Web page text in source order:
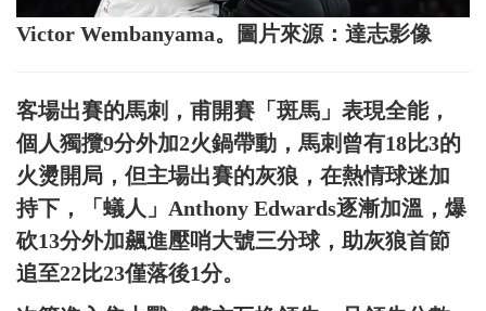
Victor Wembanyama。圖片來源：達志影像
客場出賽的馬刺，甫開賽「斑馬」表現全能，
個人獨攬9分外加2火鍋帶動，馬刺曾有18比3的
火燙開局，但主場出賽的灰狼，在熱情球迷加
持下，「蟻人」Anthony Edwards逐漸加溫，爆
砍13分外加飆進壓哨大號三分球，助灰狼首節
追至22比23僅落後1分。